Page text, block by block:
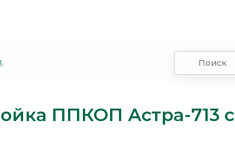
ППКОП Астра-713